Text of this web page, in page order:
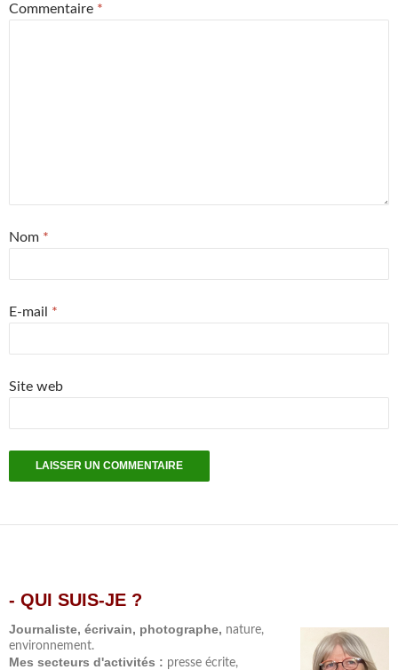
Commentaire *
Nom *
E-mail *
Site web
- QUI SUIS-JE ?
Journaliste, écrivain, photographe, nature,
environnement.
Mes secteurs d'activités : presse écrite,